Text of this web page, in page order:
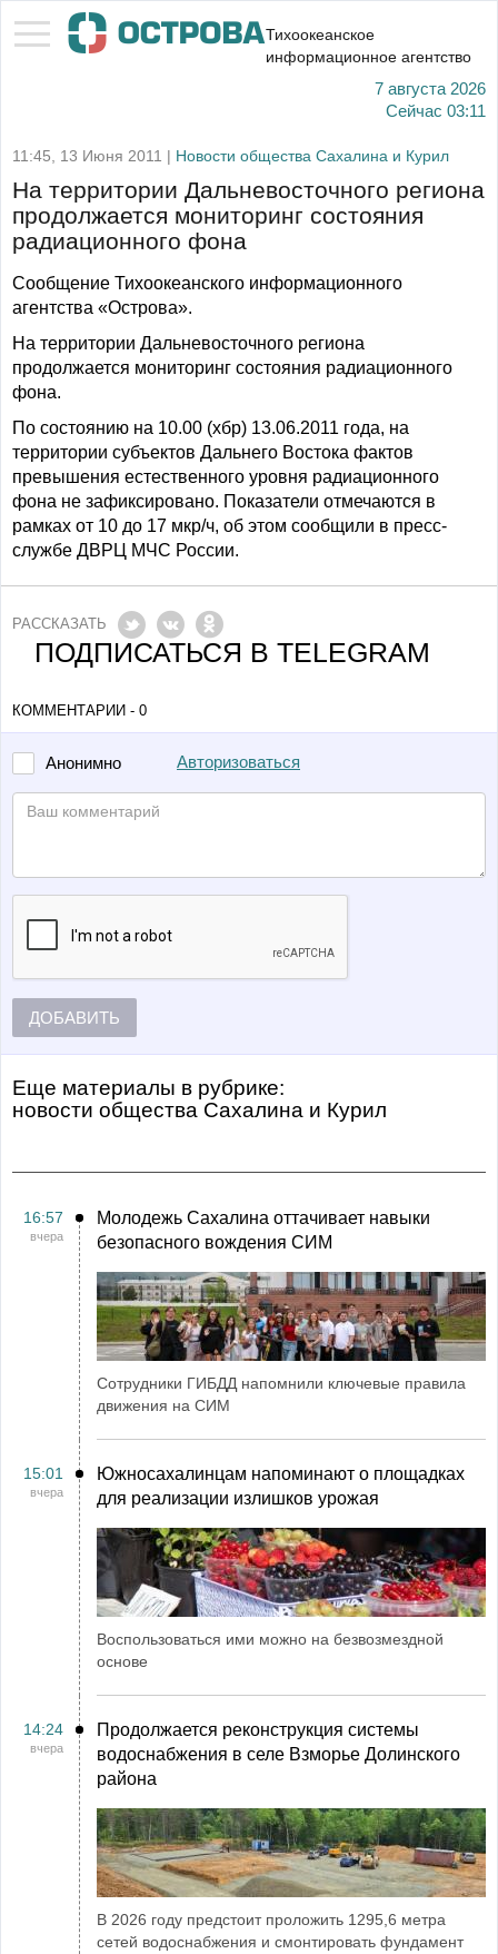
Тихоокеанское
информационное агентство
7 августа 2026
Сейчас 03:11
11:45, 13 Июня 2011 | Новости общества Сахалина и Курил
На территории Дальневосточного региона
продолжается мониторинг состояния
радиационного фона
Сообщение Тихоокеанского информационного
агентства «Острова».
На территории Дальневосточного региона
продолжается мониторинг состояния радиационного
фона.
По состоянию на 10.00 (хбр) 13.06.2011 года, на
территории субъектов Дальнего Востока фактов
превышения естественного уровня радиационного
фона не зафиксировано. Показатели отмечаются в
рамках от 10 до 17 мкр/ч, об этом сообщили в пресс-
службе ДВРЦ МЧС России.
РАССКАЗАТЬ
ПОДПИСАТЬСЯ В TELEGRAM
КОММЕНТАРИИ - 0
Анонимно Авторизоваться
ДОБАВИТЬ
Еще материалы в рубрике:
Новости общества Сахалина и Курил
16:57
вчера
Молодежь Сахалина оттачивает навыки
безопасного вождения СИМ
Сотрудники ГИБДД напомнили ключевые правила
движения на СИМ
15:01
вчера
Южносахалинцам напоминают о площадках
для реализации излишков урожая
Воспользоваться ими можно на безвозмездной
основе
14:24
вчера
Продолжается реконструкция системы
водоснабжения в селе Взморье Долинского
района
В 2026 году предстоит проложить 1295,6 метра
сетей водоснабжения и смонтировать фундамент